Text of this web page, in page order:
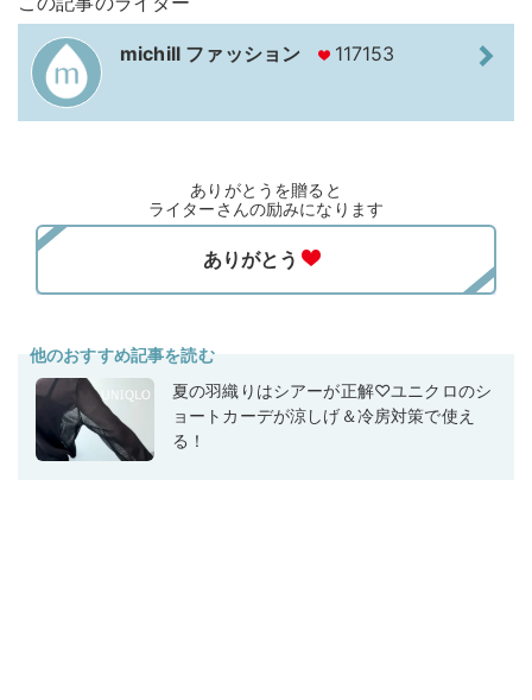
michill ファッション 117153
ありがとうを贈ると
ライターさんの励みになります
他のおすすめ記事を読む
夏の羽織りはシアーが正解♡ユニクロのシ
ョートカーデが涼しげ＆冷房対策で使え
る！